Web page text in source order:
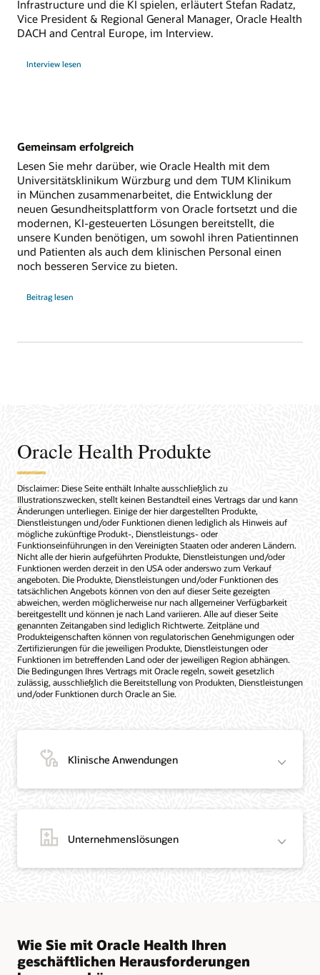
Infrastructure und die KI spielen, erläutert Stefan Radatz,
Vice President & Regional General Manager, Oracle Health
DACH and Central Europe, im Interview.
Interview lesen
Gemeinsam erfolgreich
Lesen Sie mehr darüber, wie Oracle Health mit dem
Universitätsklinikum Würzburg und dem TUM Klinikum
in München zusammenarbeitet, die Entwicklung der
neuen Gesundheitsplattform von Oracle fortsetzt und die
modernen, KI-gesteuerten Lösungen bereitstellt, die
unsere Kunden benötigen, um sowohl ihren Patientinnen
und Patienten als auch dem klinischen Personal einen
noch besseren Service zu bieten.
Beitrag lesen
Oracle Health Produkte
Disclaimer: Diese Seite enthält Inhalte ausschließlich zu
Illustrationszwecken, stellt keinen Bestandteil eines Vertrags dar und kann
Änderungen unterliegen. Einige der hier dargestellten Produkte,
Dienstleistungen und/oder Funktionen dienen lediglich als Hinweis auf
mögliche zukünftige Produkt-, Dienstleistungs- oder
Funktionseinführungen in den Vereinigten Staaten oder anderen Ländern.
Nicht alle der hierin aufgeführten Produkte, Dienstleistungen und/oder
Funktionen werden derzeit in den USA oder anderswo zum Verkauf
angeboten. Die Produkte, Dienstleistungen und/oder Funktionen des
tatsächlichen Angebots können von den auf dieser Seite gezeigten
abweichen, werden möglicherweise nur nach allgemeiner Verfügbarkeit
bereitgestellt und können je nach Land variieren. Alle auf dieser Seite
genannten Zeitangaben sind lediglich Richtwerte. Zeitpläne und
Produkteigenschaften können von regulatorischen Genehmigungen oder
Zertifizierungen für die jeweiligen Produkte, Dienstleistungen oder
Funktionen im betreffenden Land oder der jeweiligen Region abhängen.
Die Bedingungen Ihres Vertrags mit Oracle regeln, soweit gesetzlich
zulässig, ausschließlich die Bereitstellung von Produkten, Dienstleistungen
und/oder Funktionen durch Oracle an Sie.
Klinische Anwendungen
Unternehmenslösungen
Wie Sie mit Oracle Health Ihren
geschäftlichen Herausforderungen